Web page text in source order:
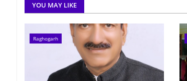
YOU MAY LIKE
Raghogarh